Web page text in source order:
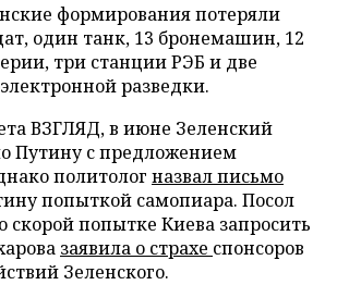
формирования потеряли
один танк, 13 бронемашин, 12
три станции РЭБ и две
разведки.
ВЗГЛЯД, в июне Зеленский
Путину с предложением
политолог назвал письмо
попыткой самопиара. Посол
о скорой попытке Киева запросить
заявила о страхе спонсоров
Зеленского.